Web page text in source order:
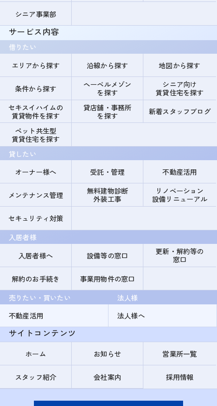
シニア事業部
サービス内容
借りたい
エリアから探す
沿線から探す 地図から探す
条件から探す
ヘーベルメゾン
を探す
シニア向け
賃貸住宅を探す
セキスイハイムの
賃貸物件を探す
貸店舗・事務所
を探す
新着スタッフブログ
ペット共生型
賃貸住宅を探す
貸したい
オーナー様へ
受託・管理 不動産活用
メンテナンス管理
無料建物診断
外装工事
リノベーション
設備リニューアル
セキュリティ対策
入居者様
入居者様へ
設備等の窓口
更新・解約等の
窓口
解約のお手続き
事業用物件の窓口
売りたい・買いたい
不動産活用
法人様
法人様へ
サイトコンテンツ
ホーム お知らせ 営業所一覧
スタッフ紹介 会社案内 採用情報